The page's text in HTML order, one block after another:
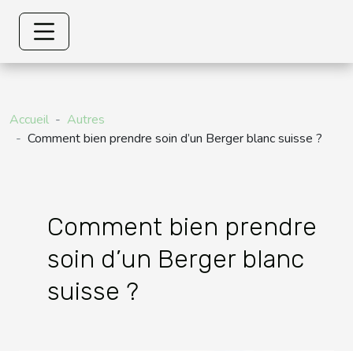
Accueil
Autres
Comment bien prendre soin d’un Berger blanc suisse ?
Comment bien prendre
soin d’un Berger blanc
suisse ?